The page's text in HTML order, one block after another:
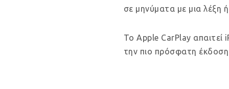
σε μηνύματα με μια λέξη
Το Apple CarPlay απαιτεί
την πιο πρόσφατη